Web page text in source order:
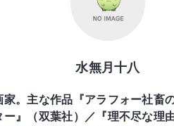
水無月十八
家。主な作品『アラフォー社畜
ー』（双葉社）／『理不尽な理